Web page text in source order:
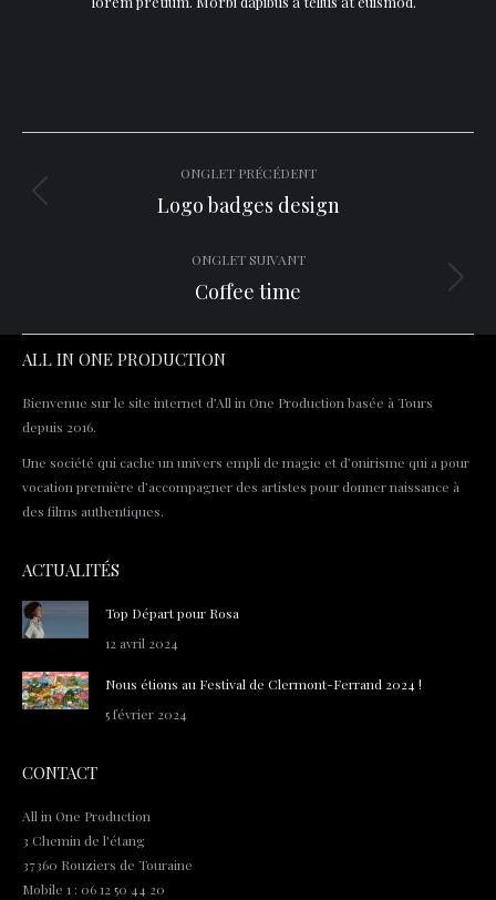
de
ONGLET PRÉCÉDENT
Onglet
Logo badges design
ONGLET SUIVANT
Projets
Coffee time
ALL IN ONE PRODUCTION
Bienvenue sur le site internet d’All in One Production basée à Tours
depuis 2016.
Une société qui cache un univers empli de magie et d’onirisme qui a pour
vocation première d’accompagner des artistes pour donner naissance à
des films authentiques.
ACTUALITÉS
Top Départ pour Rosa
12 avril 2024
Nous étions au Festival de Clermont-Ferrand 2024 !
5 février 2024
CONTACT
All in One Production
3 Chemin de l'étang
37360 Rouziers de Touraine
Mobile 1 : 06 12 50 44 20